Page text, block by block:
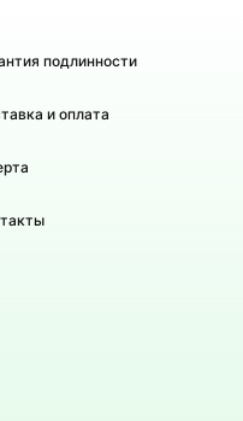
подлинности
и оплата